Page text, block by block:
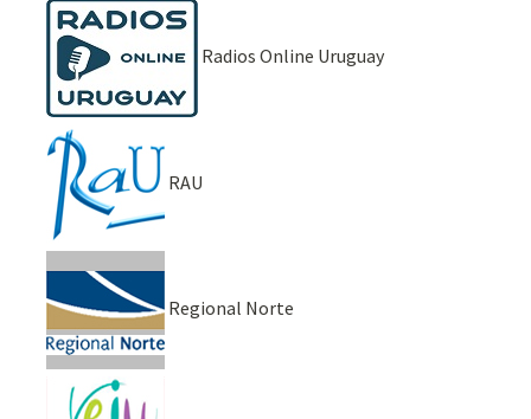
Radios Online Uruguay
RAU
Regional Norte